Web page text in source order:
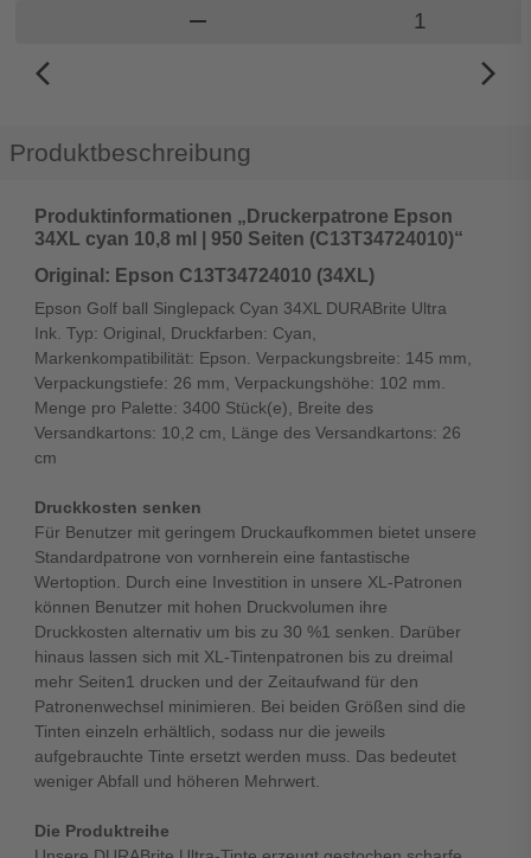
remove Produkt
arrow_back_ios_new arrow_forward_ios
Produktbeschreibung
Produktinformationen „Druckerpatrone Epson
34XL cyan 10,8 ml | 950 Seiten (C13T34724010)“
Original: Epson C13T34724010 (34XL)
Epson Golf ball Singlepack Cyan 34XL DURABrite Ultra
Ink. Typ: Original, Druckfarben: Cyan,
Markenkompatibilität: Epson. Verpackungsbreite: 145 mm,
Verpackungstiefe: 26 mm, Verpackungshöhe: 102 mm.
Menge pro Palette: 3400 Stück(e), Breite des
Versandkartons: 10,2 cm, Länge des Versandkartons: 26
cm
Druckkosten senken
Für Benutzer mit geringem Druckaufkommen bietet unsere
Standardpatrone von vornherein eine fantastische
Wertoption. Durch eine Investition in unsere XL-Patronen
können Benutzer mit hohen Druckvolumen ihre
Druckkosten alternativ um bis zu 30 %1 senken. Darüber
hinaus lassen sich mit XL-Tintenpatronen bis zu dreimal
mehr Seiten1 drucken und der Zeitaufwand für den
Patronenwechsel minimieren. Bei beiden Größen sind die
Tinten einzeln erhältlich, sodass nur die jeweils
aufgebrauchte Tinte ersetzt werden muss. Das bedeutet
weniger Abfall und höheren Mehrwert.
Die Produktreihe